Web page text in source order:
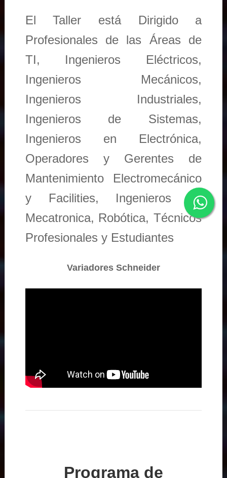
El Taller está Dirigido a
Profesionales de las Áreas de
TI, Ingenieros Eléctricos,
Ingenieros Mecánicos,
Ingenieros Industriales,
Ingenieros de Sistemas,
Ingenieros en Electrónica,
Operadores y Gerentes de
Mantenimiento Electromecánico
y Facilities, Ingenieros en
Mecatronica, Robótica, Técnicos
Profesionales y Estudiantes
Variadores Schneider
Programa de